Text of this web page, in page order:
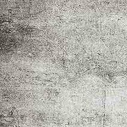
Vorstellung der Ausstellenden